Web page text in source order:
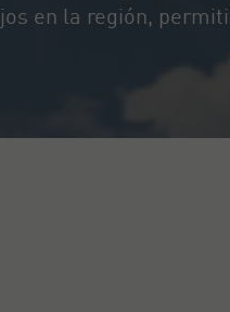
en la región,